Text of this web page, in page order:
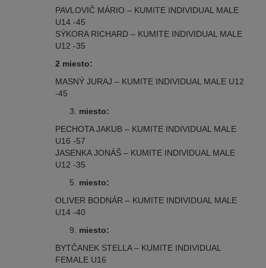
PAVLOVIČ MÁRIO – KUMITE INDIVIDUAL MALE
U14 -45
SÝKORA RICHARD – KUMITE INDIVIDUAL MALE
U12 -35
2 miesto:
MASNÝ JURAJ – KUMITE INDIVIDUAL MALE U12
-45
miesto:
PECHOTA JAKUB – KUMITE INDIVIDUAL MALE
U16 -57
JASENKA JONÁŠ – KUMITE INDIVIDUAL MALE
U12 -35
miesto:
OLIVER BODNÁR – KUMITE INDIVIDUAL MALE
U14 -40
miesto:
BYTČANEK STELLA – KUMITE INDIVIDUAL
FEMALE U16